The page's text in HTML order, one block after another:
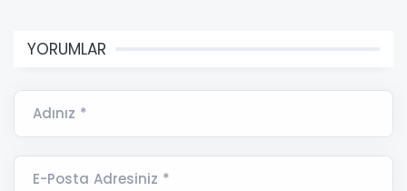
YORUMLAR
Adınız *
E-Posta Adresiniz *